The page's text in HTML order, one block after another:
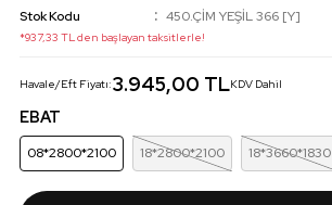
Stok Kodu
450.ÇİM YEŞİL 366 [Y]
*937,33 TL den başlayan taksitlerle!
Havale/Eft Fiyatı:3.945,00 TLKDV Dahil
EBAT
08*2800*2100 18*2800*2100 18*3660*1830